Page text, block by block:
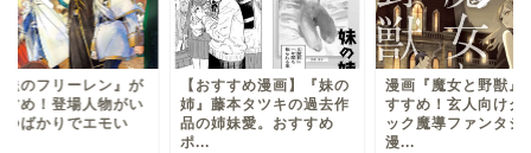
送のフリーレン』が
すめ！登場人物がい
つばかりでエモい
【おすすめ漫画】『妹の
姉』藤本タツキの過去作
品の姉妹愛。おすすめ
ポ...
漫画『魔女と野獣』
すすめ！玄人向けク
ック魔導ファンタジ
漫...